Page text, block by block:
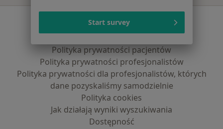
Serwis
Polityka prywatności pacjentów
Polityka prywatności profesjonalistów
Polityka prywatności dla profesjonalistów, których
dane pozyskaliśmy samodzielnie
Polityka cookies
Jak działają wyniki wyszukiwania
Dostępność
Start survey